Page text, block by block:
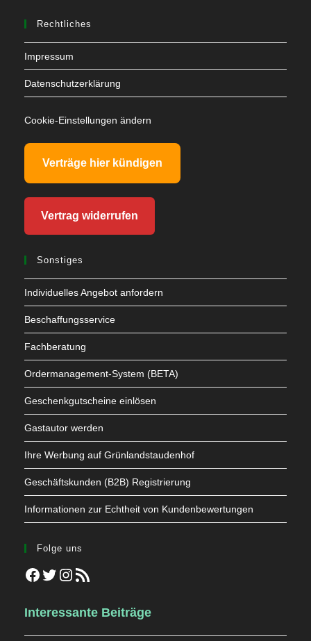
Rechtliches
Impressum
Datenschutzerklärung
Cookie-Einstellungen ändern
Verträge hier kündigen
Vertrag widerrufen
Sonstiges
Individuelles Angebot anfordern
Beschaffungsservice
Fachberatung
Ordermanagement-System (BETA)
Geschenkgutscheine einlösen
Gastautor werden
Ihre Werbung auf Grünlandstaudenhof
Geschäftskunden (B2B) Registrierung
Informationen zur Echtheit von Kundenbewertungen
Folge uns
Facebook
TwitterInstagram
RSS-Feed
Interessante Beiträge